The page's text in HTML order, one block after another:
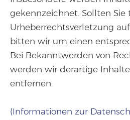
gekennzeichnet. Sollten
Urheberrechtsverletzung
bitten wir um einen
Bei Bekanntwerden von
werden wir derartige
entfernen.
(Informationen zur